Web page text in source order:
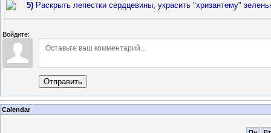
5) Раскрыть лепестки сердцевины, украсить "хризантему"
Войдите:
Отправить
Calendar